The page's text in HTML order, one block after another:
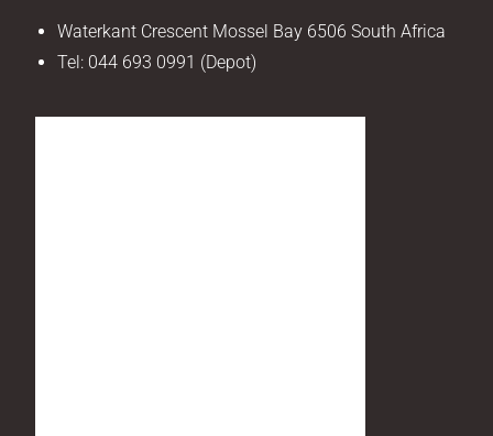
Waterkant Crescent Mossel Bay 6506 South Africa
Tel: 044 693 0991 (Depot)